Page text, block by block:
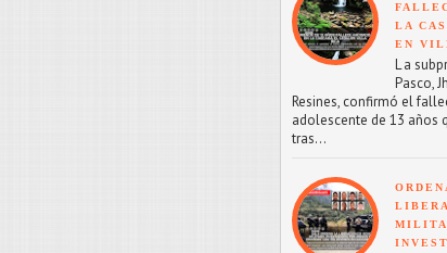
LA
EN
L a
Pasco,
Resines, confirmó el
adolescente de 13 años
tras...